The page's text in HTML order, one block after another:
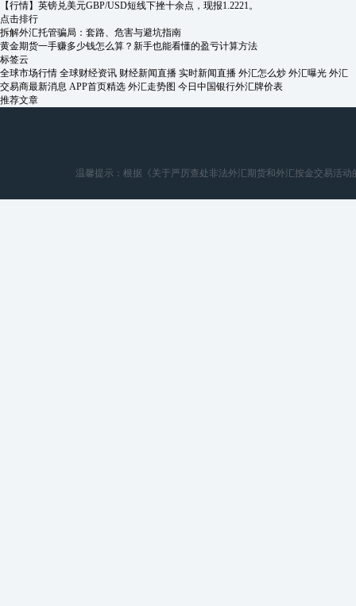
【行情】英镑兑美元GBP/USD短线下挫十余点，现报1.2221。
点击排行
拆解外汇托管骗局：套路、危害与避坑指南
黄金期货一手赚多少钱怎么算？新手也能看懂的盈亏计算方法
标签云
全球市场行情 全球财经资讯 财经新闻直播 实时新闻直播 外汇怎么炒 外汇曝光 外汇
交易商最新消息 APP首页精选 外汇走势图 今日中国银行外汇牌价表
推荐文章
温馨提示：根据《关于严厉查处非法外汇期货和外汇按金交易活